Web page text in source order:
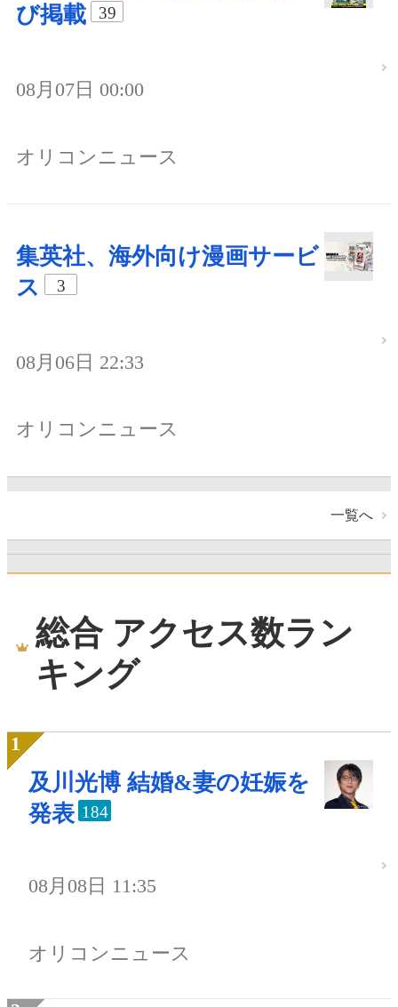
び掲載
39
08月07日 00:00
オリコンニュース
集英社、海外向け漫画サービ
ス
3
08月06日 22:33
オリコンニュース
一覧へ
総合 アクセス数ラン
キング
及川光博 結婚&妻の妊娠を
発表 184
08月08日 11:35
オリコンニュース